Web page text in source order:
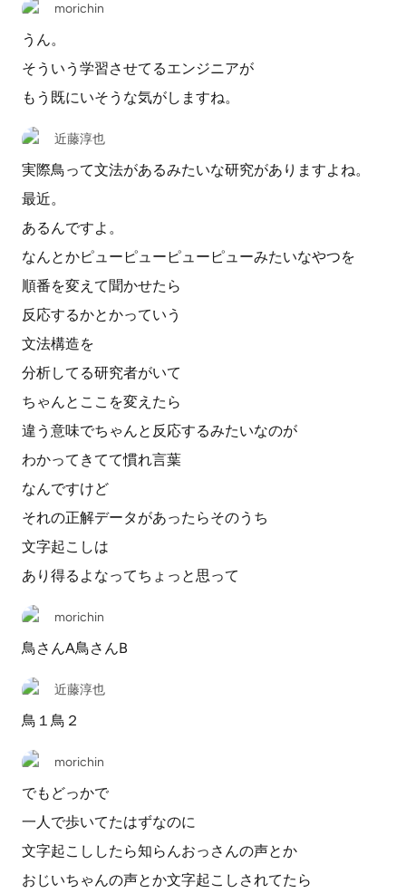
morichin
うん。
そういう学習させてるエンジニアが
もう既にいそうな気がしますね。
近藤淳也
実際鳥って文法があるみたいな研究がありますよね。
最近。
あるんですよ。
なんとかピューピューピューピューみたいなやつを
順番を変えて聞かせたら
反応するかとかっていう
文法構造を
分析してる研究者がいて
ちゃんとここを変えたら
違う意味でちゃんと反応するみたいなのが
わかってきてて慣れ言葉
なんですけど
それの正解データがあったらそのうち
文字起こしは
あり得るよなってちょっと思って
morichin
鳥さんA鳥さんB
近藤淳也
鳥１鳥２
morichin
でもどっかで
一人で歩いてたはずなのに
文字起こししたら知らんおっさんの声とか
おじいちゃんの声とか文字起こしされてたら